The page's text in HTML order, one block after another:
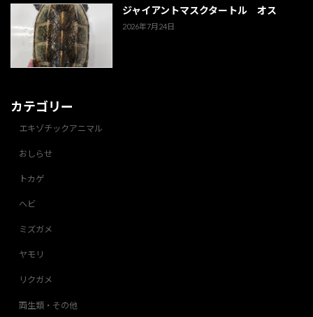
ジャイアントマスクタートル オス
2026年7月24日
カテゴリー
エキゾチックアニマル
おしらせ
トカゲ
ヘビ
ミズガメ
ヤモリ
リクガメ
両生類・その他